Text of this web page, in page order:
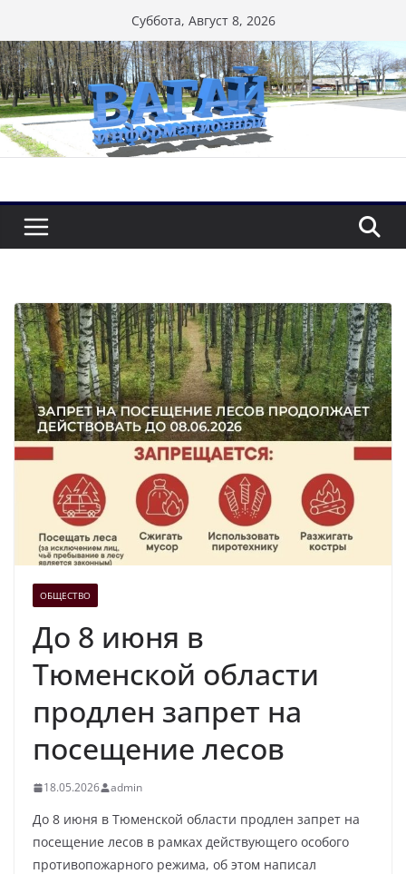
к
содержимому
Суббота, Август 8, 2026
ОБЩЕСТВО
До 8 июня в
Тюменской области
продлен запрет на
посещение лесов
18.05.2026 admin
До 8 июня в Тюменской области продлен запрет на
посещение лесов в рамках действующего особого
противопожарного режима, об этом написал